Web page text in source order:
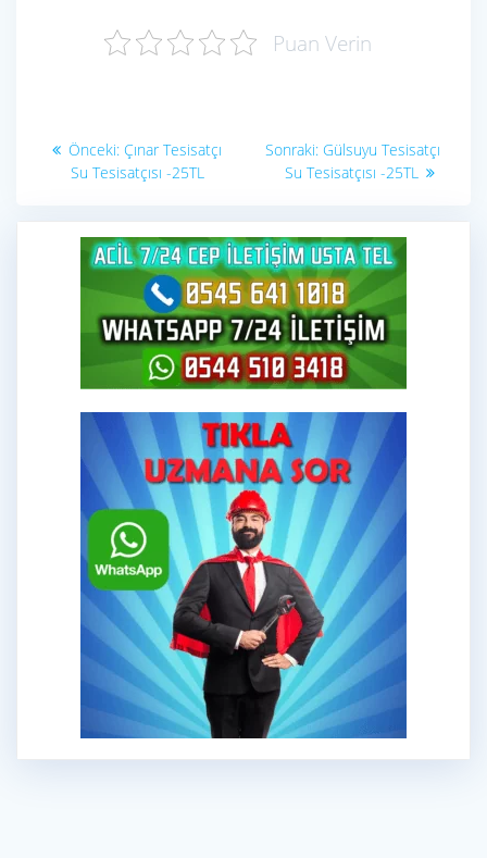
Puan Verin
Yazı
gezinmesi
Önceki: Önceki
yazı:
Çınar Tesisatçı
Su Tesisatçısı -25TL
Sonraki: Sonraki
yazı:
Gülsuyu Tesisatçı
Su Tesisatçısı -25TL